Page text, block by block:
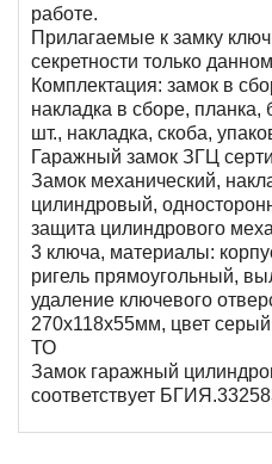
работе.
Прилагаемые к замку
секретности только
Комплектация: замок в
накладка в сборе,
шт., накладка, скоба,
Гаражный замок ЗГЦ
Замок механический,
цилиндровый,
защита цилиндрового
3 ключа, материалы:
ригель прямоугольный,
удаление ключевого
270х118х55мм, цвет
ТО
Замок гаражный
соответствует